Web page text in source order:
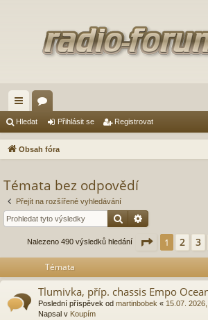
yc
hl
od
ka
zy
a
Hledat Přihlásit se Registrovat
Obsah fóra
Témata bez odpovědí
Přejít na rozšířené vyhledávání
Hledat
Nalezeno 490 výsledků hledání Stránka 1z
1 2 3
Témata
Tlumivka, příp. chassis Empo
Poslední příspěvek od martinbobek « 15.07.
Napsal v Koupím